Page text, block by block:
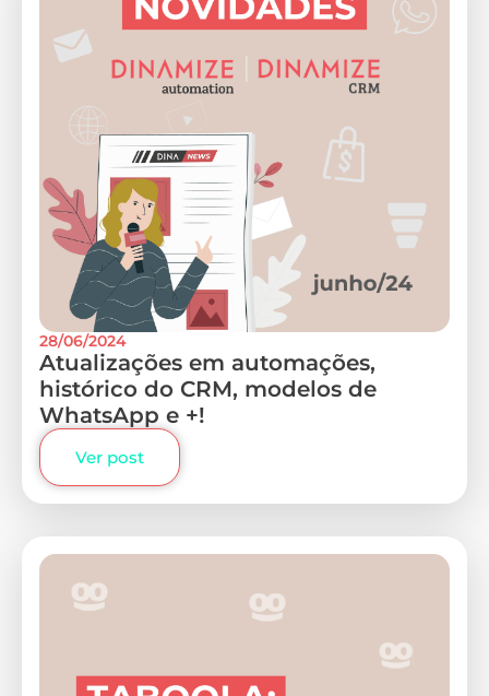
28/06/2024
Atualizações em automações,
histórico do CRM, modelos de
WhatsApp e +!
Ver post